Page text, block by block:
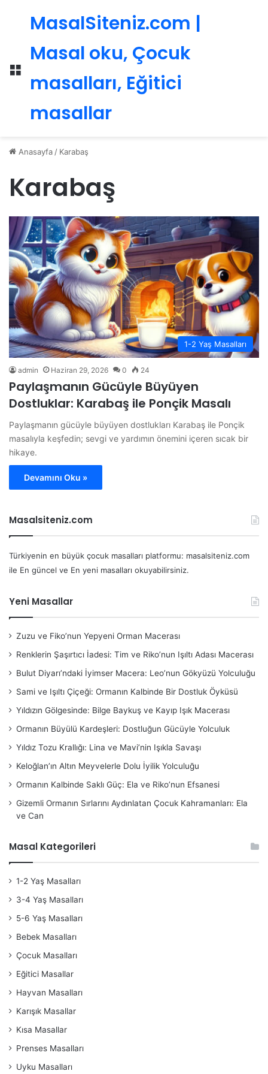
Menü
MasalSiteniz.com |
Masal oku, Çocuk
masalları, Eğitici
masallar
Anasayfa / Karabaş
Karabaş
1-2 Yaş Masalları
admin Haziran 29, 2026 0 24
Paylaşmanın Gücüyle Büyüyen
Dostluklar: Karabaş ile Ponçik Masalı
Paylaşmanın gücüyle büyüyen dostlukları Karabaş ile Ponçik
masalıyla keşfedin; sevgi ve yardımın önemini içeren sıcak bir
hikaye.
Devamını Oku »
Masalsiteniz.com
Türkiyenin en büyük çocuk masalları platformu: masalsiteniz.com
ile En güncel ve En yeni masalları okuyabilirsiniz.
Yeni Masallar
Zuzu ve Fiko’nun Yepyeni Orman Macerası
Renklerin Şaşırtıcı İadesi: Tim ve Riko’nun Işıltı Adası Macerası
Bulut Diyarı’ndaki İyimser Macera: Leo’nun Gökyüzü Yolculuğu
Sami ve Işıltı Çiçeği: Ormanın Kalbinde Bir Dostluk Öyküsü
Yıldızın Gölgesinde: Bilge Baykuş ve Kayıp Işık Macerası
Ormanın Büyülü Kardeşleri: Dostluğun Gücüyle Yolculuk
Yıldız Tozu Krallığı: Lina ve Mavi’nin Işıkla Savaşı
Keloğlan’ın Altın Meyvelerle Dolu İyilik Yolculuğu
Ormanın Kalbinde Saklı Güç: Ela ve Riko’nun Efsanesi
Gizemli Ormanın Sırlarını Aydınlatan Çocuk Kahramanları: Ela
ve Can
Masal Kategorileri
1-2 Yaş Masalları
3-4 Yaş Masalları
5-6 Yaş Masalları
Bebek Masalları
Çocuk Masalları
Eğitici Masallar
Hayvan Masalları
Karışık Masallar
Kısa Masallar
Prenses Masalları
Uyku Masalları